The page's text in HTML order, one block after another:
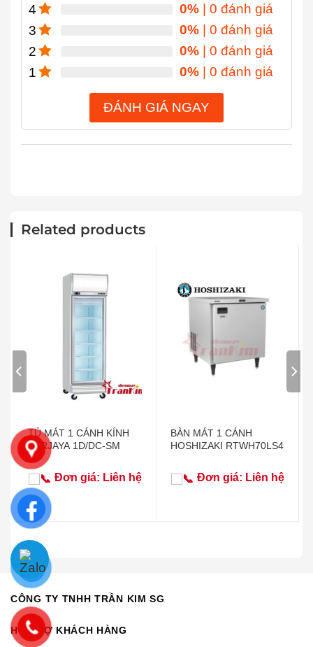
4
0% | 0 đánh giá
3
0% | 0 đánh giá
2
0% | 0 đánh giá
1
0% | 0 đánh giá
ĐÁNH GIÁ NGAY
Related products
TỦ MÁT 1 CÁNH KÍNH
BERJAYA 1D/DC-SM
Đơn giá: Liên hệ
BÀN MÁT 1 CÁNH
HOSHIZAKI RTWH70LS4
Đơn giá: Liên hệ
CÔNG TY TNHH TRẦN KIM SG
HỖ TRỢ KHÁCH HÀNG